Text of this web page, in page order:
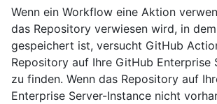
Wenn ein Workflow eine Aktion
das Repository verwiesen wird, in
gespeichert ist, versucht GitHub
Repository auf Ihre GitHub Enterprise
zu finden. Wenn das Repository auf
Enterprise Server-Instance nicht